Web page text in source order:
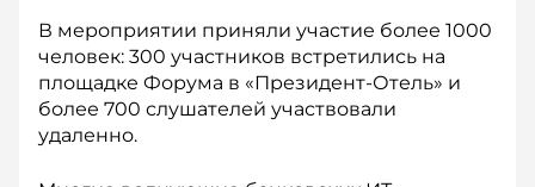
В мероприятии приняли участие более 1000
человек: 300 участников встретились на
площадке Форума в «Президент-Отель» и
более 700 слушателей участвовали
удаленно.